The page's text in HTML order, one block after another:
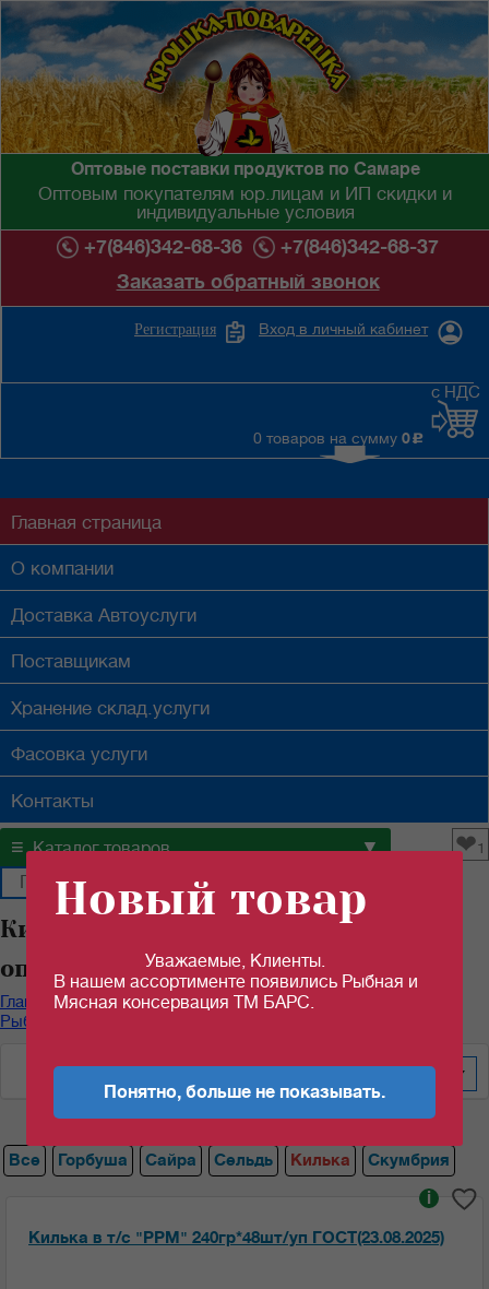
Оптовые поставки продуктов по Самаре
Оптовым покупателям юр.лицам и ИП скидки и
индивидуальные условия
+7(846)342-68-36
+7(846)342-68-37
Заказать обратный звонок
Вход в личный кабинет
Регистрация
0 товаров на сумму 0 c
с НДС
Главная страница
О компании
Доставка Автоуслуги
Поставщикам
Хранение склад.услуги
Фасовка услуги
Контакты
≡ Каталог товаров ▼ ❤1
Килька "РУССКИЙ РЫБНЫЙ МИР"
оптом в Самаре
Главная/ Каталог продуктов/ Рыбные консервы
Рыбные консервы "РУССКИЙ РЫБНЫЙ МИР"
20
Все Горбуша Сайра Сельдь Килька Скумбрия
Килька в т/с "РРМ" 240гр*48шт/уп ГОСТ(23.08.2025)
i
Новый товар
Уважаемые, Клиенты.
В нашем ассортименте появились Рыбная и
Мясная консервация ТМ БАРС.
Понятно, больше не показывать.